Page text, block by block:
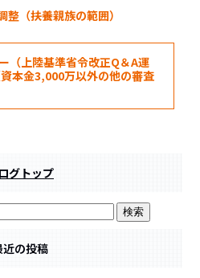
（扶養親族の範囲）
（上陸基準省令改正Q＆A運
本金3,000万以外の他の審査
グトップ
近の投稿